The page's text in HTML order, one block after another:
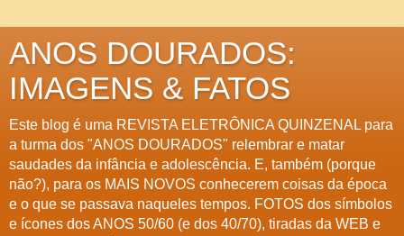
ANOS DOURADOS:
IMAGENS & FATOS
Este blog é uma REVISTA ELETRÔNICA QUINZENAL para
a turma dos "ANOS DOURADOS" relembrar e matar
saudades da infância e adolescência. E, também (porque
não?), para os MAIS NOVOS conhecerem coisas da época
e o que se passava naqueles tempos. FOTOS dos símbolos
e ícones dos ANOS 50/60 (e dos 40/70), tiradas da WEB e